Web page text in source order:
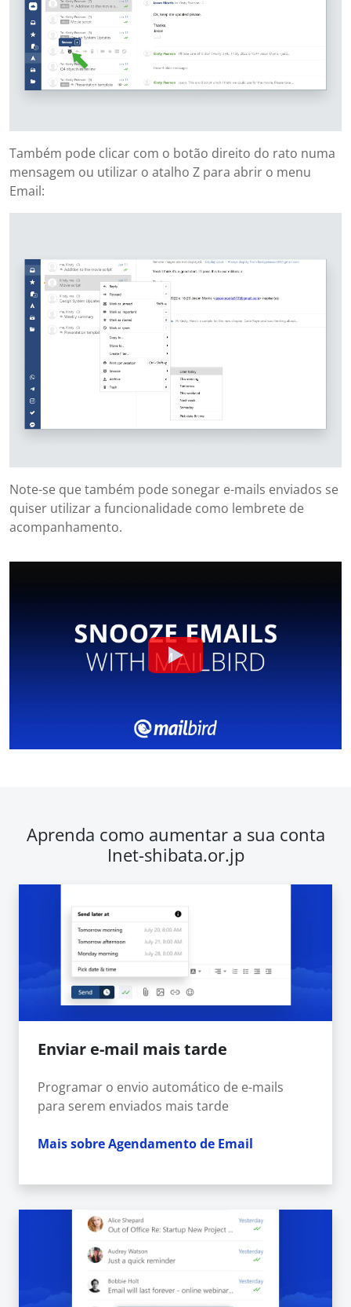
Também pode clicar com o botão direito do rato numa
mensagem ou utilizar o atalho Z para abrir o menu
Email:
Note-se que também pode sonegar e-mails enviados se
quiser utilizar a funcionalidade como lembrete de
acompanhamento.
Aprenda como aumentar a sua conta
Inet-shibata.or.jp
Enviar e-mail mais tarde
Programar o envio automático de e-mails
para serem enviados mais tarde
Mais sobre Agendamento de Email